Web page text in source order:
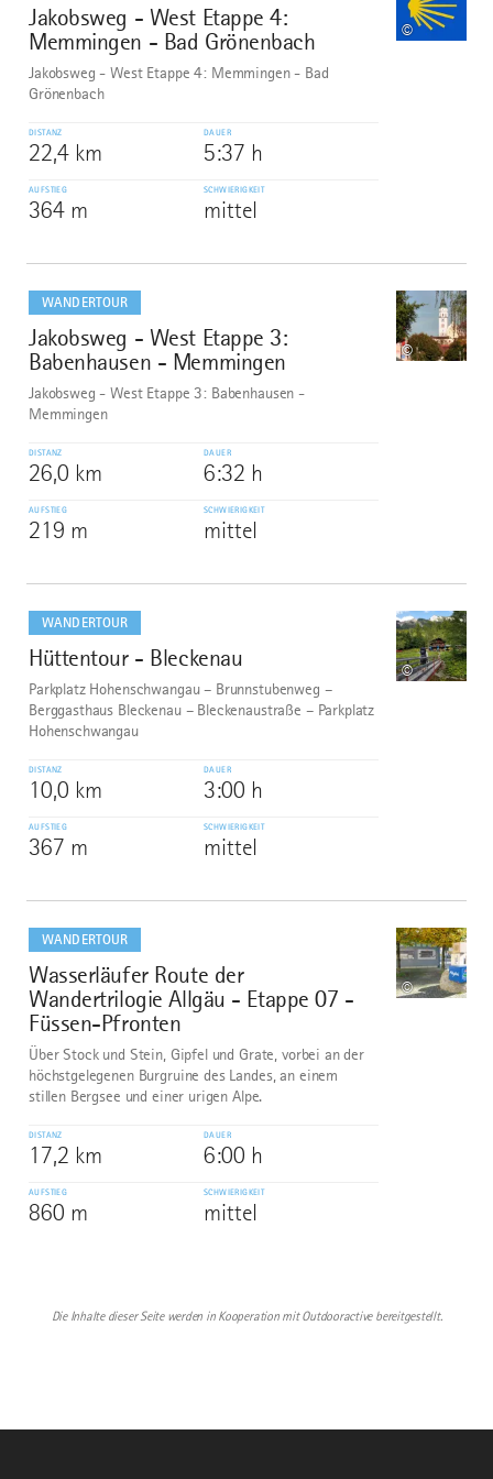
7
Jakobsweg - West Etappe 4:
Memmingen - Bad Grönenbach
©
Jakobsweg - West Etappe 4: Memmingen - Bad
Grönenbach
DISTANZ
22,4 km
DAUER
5:37 h
AUFSTIEG
364 m
SCHWIERIGKEIT
mittel
WANDERTOUR
8
Jakobsweg - West Etappe 3:
Babenhausen - Memmingen
©
Jakobsweg - West Etappe 3: Babenhausen -
Memmingen
DISTANZ
26,0 km
DAUER
6:32 h
AUFSTIEG
219 m
SCHWIERIGKEIT
mittel
dazu
WANDERTOUR
9
Hüttentour - Bleckenau
©
Parkplatz Hohenschwangau – Brunnstubenweg –
Berggasthaus Bleckenau – Bleckenaustraße – Parkplatz
Hohenschwangau
DISTANZ
10,0 km
DAUER
3:00 h
AUFSTIEG
367 m
SCHWIERIGKEIT
mittel
dazu
WANDERTOUR
10
Wasserläufer Route der
Wandertrilogie Allgäu - Etappe 07 -
Füssen-Pfronten
©
Über Stock und Stein, Gipfel und Grate, vorbei an der
höchstgelegenen Burgruine des Landes, an einem
stillen Bergsee und einer urigen Alpe.
DISTANZ
17,2 km
DAUER
6:00 h
AUFSTIEG
860 m
SCHWIERIGKEIT
mittel
dazu
Die Inhalte dieser Seite werden in Kooperation mit Outdooractive bereitgestellt.